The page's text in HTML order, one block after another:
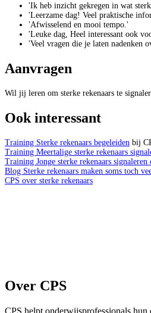
'Ik heb inzicht gekregen in wat
'Leerzame dag! Veel praktische
'Afwisselend en mooi tempo.'
'Leuke dag, Heel interessant ook
'Veel vragen die je laten nadenken
Aanvragen
Wil jij leren om sterke rekenaars te
Ook interessant
Training Sterke rekenaars begeleiden bij
Training Meertalige sterke rekenaars
Training Jonge sterke rekenaars signaleren
Blog Sterke rekenaars maken soms toch
CPS over sterke rekenaars
Over CPS
CPS helpt onderwijsprofessionals